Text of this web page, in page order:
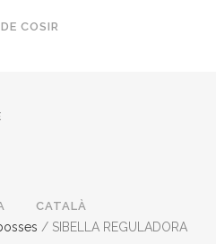
COSIR
CATALÀ
/ SIBELLA REGULADORA